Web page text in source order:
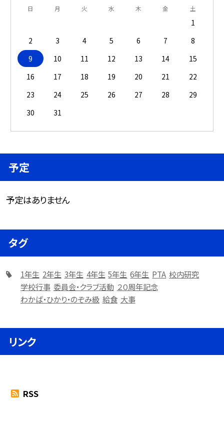
日 月 火 水 木 金 土
1
2
3 4 5 6 7
8
9
10 11 12 13 14
15
16
17 18 19 20 21
22
23
24 25 26 27 28
29
30
31
予定
予定はありません
タグ
1年生 2年生 3年生 4年生 5年生 6年生 PTA 校内研究
学校行事 委員会・クラブ活動 ２０周年記念
わかば・ひかり・のぞみ級 給食 大事
リンク
RSS